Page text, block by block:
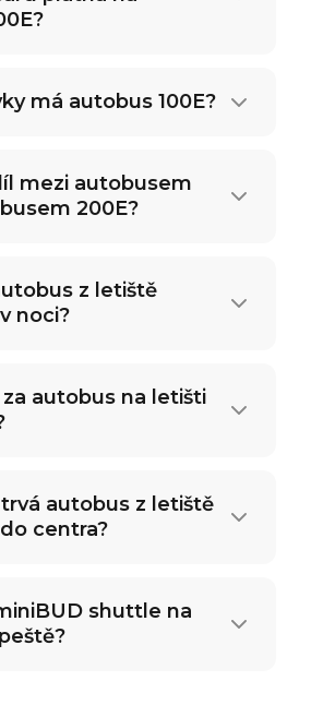
má autobus 100E?
mezi autobusem
200E?
z letiště
noci?
autobus na letišti
autobus z letiště
centra?
shuttle na